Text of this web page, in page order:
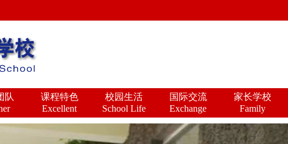
队
课程特色
Excellent
校园生活
School Life
国际交流
Exchange
家长学校
Family